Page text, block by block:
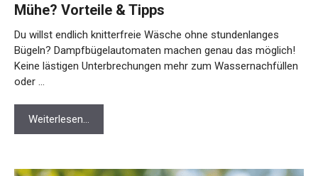
Mühe? Vorteile & Tipps
Du willst endlich knitterfreie Wäsche ohne stundenlanges
Bügeln? Dampfbügelautomaten machen genau das möglich!
Keine lästigen Unterbrechungen mehr zum Wassernachfüllen
oder …
Weiterlesen…